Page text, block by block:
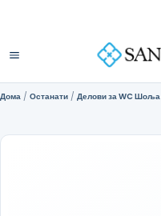
Отвори мени
Дома / Останати / Делови за WC Шоља